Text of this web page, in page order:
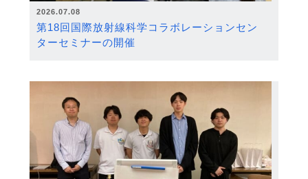
2026.07.08
第18回国際放射線科学コラボレーションセン
ターセミナーの開催